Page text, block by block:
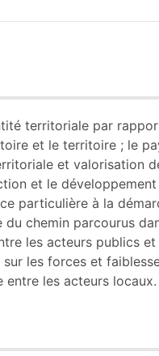
territoriale par
et le territoire ; le
et valorisation
et le
particulière à la
chemin parcourus
les acteurs publics
les forces et
les acteurs locaux.